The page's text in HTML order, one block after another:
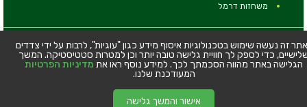
משחזות דרמל
© כל הזכויות שמורות - טלמיר אלקטרוניקה בע''מ
כתובת: דרך העצמאות 63, חיפה
טלפון:04-8534564
זה נעשה שימוש בטכנולוגיות איסוף מידע כגון "עוגיות", לרבות על ידי צדדים
כדי לספק לך חוויית גלישה טובה יותר וכן למטרות סטטיסטיקה. המשך
הגלישה באתר מהווה הסכמתך לכך. למידע נוסף ראו את מדיניות הפרטיות
המעודכנת שלנו.
אישור והמשך גלישה